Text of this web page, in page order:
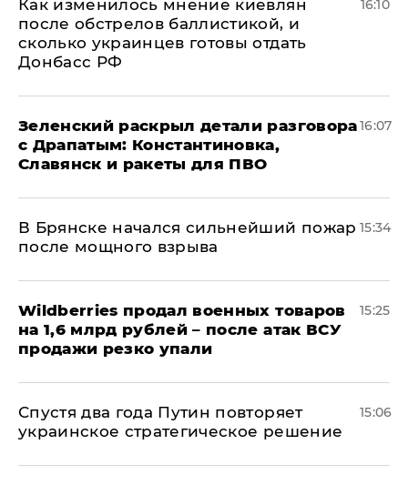
Как изменилось мнение киевлян
после обстрелов баллистикой, и
сколько украинцев готовы отдать
Донбасс РФ
16:10
​Зеленский раскрыл детали разговора
с Драпатым: Константиновка,
Славянск и ракеты для ПВО
16:07
В Брянске начался сильнейший пожар
после мощного взрыва
15:34
​Wildberries продал военных товаров
на 1,6 млрд рублей – после атак ВСУ
продажи резко упали
15:25
Спустя два года Путин повторяет
украинское стратегическое решение
15:06